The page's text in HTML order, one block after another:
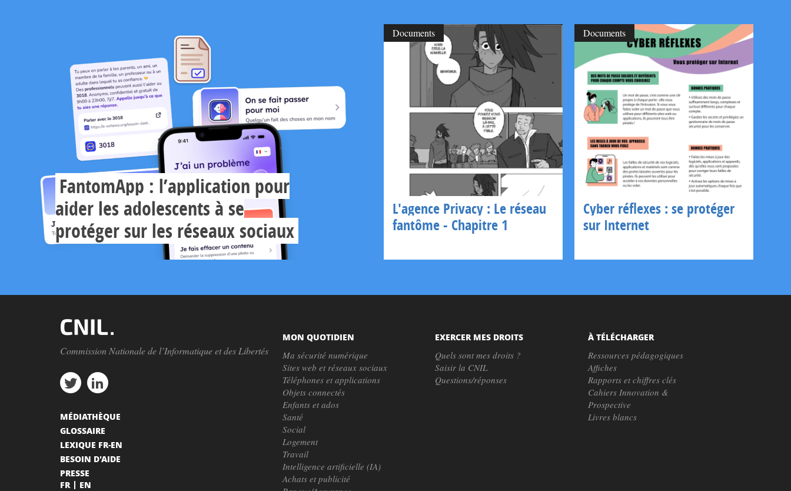
FantomApp : l’application pour
aider les adolescents à se
protéger sur les réseaux sociaux
Documents
L'agence Privacy : Le réseau
fantôme - Chapitre 1
Documents
Cyber réflexes : se protéger
sur Internet
Commission Nationale de l’Informatique et des Libertés
MON QUOTIDIEN
Ma sécurité numérique
Sites web et réseaux sociaux
Téléphones et applications
Objets connectés
Enfants et ados
Santé
Social
Logement
Travail
Intelligence artificielle (IA)
Achats et publicité
EXERCER MES DROITS
Quels sont mes droits ?
Saisir la CNIL
Questions/réponses
À TÉLÉCHARGER
Ressources pédagogiques
Affiches
Rapports et chiffres clés
Cahiers Innovation &
Prospective
Livres blancs
MÉDIATHÈQUE
GLOSSAIRE
LEXIQUE FR-EN
BESOIN D'AIDE
PRESSE
FR
EN